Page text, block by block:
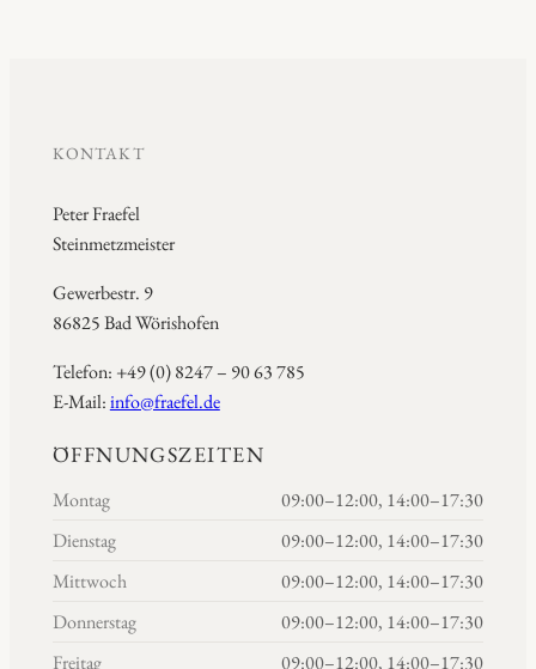
KONTAKT
Peter Fraefel
Steinmetzmeister
Gewerbestr. 9
86825 Bad Wörishofen
Telefon: +49 (0) 8247 – 90 63 785
E-Mail:info@fraefel.de
ÖFFNUNGSZEITEN
Montag
09:00–12:00, 14:00–17:30
Dienstag
09:00–12:00, 14:00–17:30
Mittwoch
09:00–12:00, 14:00–17:30
Donnerstag
09:00–12:00, 14:00–17:30
Freitag
09:00–12:00, 14:00–17:30